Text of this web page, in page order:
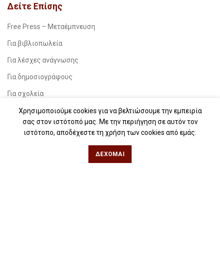
Δείτε Επίσης
Free Press – Μεταέμπνευση
Για βιβλιοπωλεία
Για λέσχες ανάγνωσης
Για δημοσιογράφους
Για σχολεία
Για βιβλιοφιλικές ομάδες
Θεσσαλονίκη
Χρησιμοποιούμε cookies για να βελτιώσουμε την εμπειρία
σας στον ιστότοπό μας. Με την περιήγηση σε αυτόν τον
ιστότοπο, αποδέχεστε τη χρήση των cookies από εμάς.
ΔΈΧΟΜΑΙ